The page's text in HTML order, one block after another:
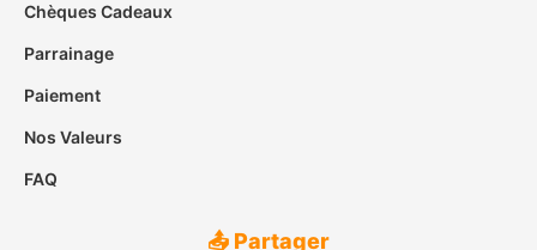
Chèques Cadeaux
Parrainage
Paiement
Nos Valeurs
FAQ
📤 Partager